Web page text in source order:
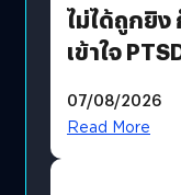
ไม่ได้ถูกยิ
เข้าใจ
07/08/2026
Read More